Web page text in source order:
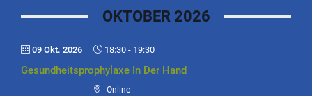
OKTOBER 2026
09 Okt. 2026 18:30 - 19:30
Gesundheitsprophylaxe In Der Hand
Online